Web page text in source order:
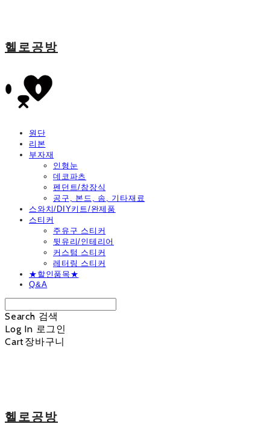
헬로공방
원단
리본
부자재
인형눈
데코파츠
펜던트/참장식
공구, 본드, 솜, 기타재료
스와치/DIY키트/완제품
스티커
주유구 스티커
뒷유리/인테리어
커스텀 스티커
레터링 스티커
★할인품목★
Q&A
Search 검색
Log In 로그인
Cart장바구니
헬로공방